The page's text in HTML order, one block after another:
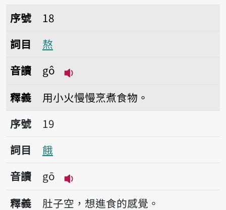
序號18熬
序號
18
詞目
熬
音讀
gô
釋義
用小火慢慢烹煮食物。
序號19餓
序號
19
詞目
餓
音讀
gō
播放音讀gō
釋義
肚子空，想進食的感覺。